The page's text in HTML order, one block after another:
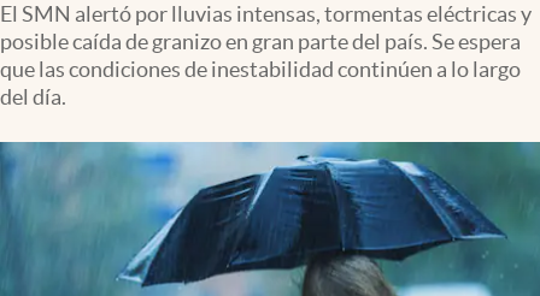
Tv
Clima
Mediakit
abre en nueva pestaña
El SMN alertó por lluvias intensas, tormentas eléctricas y
posible caída de granizo en gran parte del país. Se espera
que las condiciones de inestabilidad continúen a lo largo
del día.